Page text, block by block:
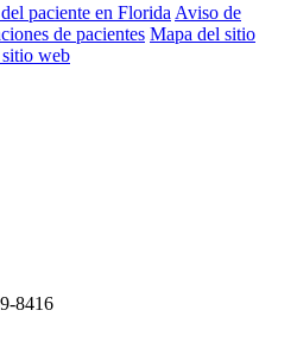
paciente en Florida Aviso de
de pacientes Mapa del sitio
web
8416